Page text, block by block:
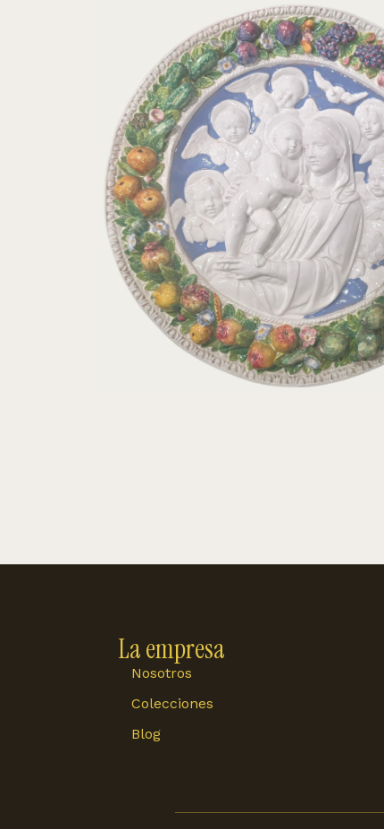
La empresa
Nosotros
Colecciones
Blog